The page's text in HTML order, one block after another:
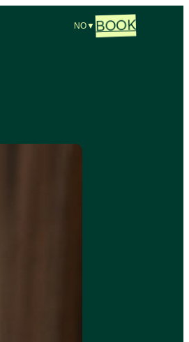
NO▼ BOOK